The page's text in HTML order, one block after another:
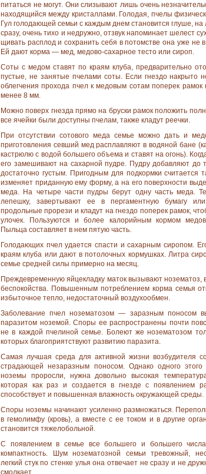
питаться не могут. Они слизывают лишь очень
находящийся между кристал­лами. Голодая, пчелы
Гул голодающей семьи с каждым днем становится глуше, на
сразу, очень тихо и недружно, отзвук напоминает шелест
щивать расплод и сохранить себя в потомстве она уже не
Ей дают корма — мед, медово-сахарное тесто или сироп.
Соты с медом ставят по краям клуба, предварительно
пустые, не занятые пчелами соты. Если гнездо накрыто
облегчения прохода пчел к медовым сотам поперек рамок
менее 8 мм.
Можно поверх гнезда прямо на бруски рамок положить
все ячейки были доступны пчелам, также кладут реечки.
При отсутствии сотового меда семье можно дать и
приготовления севший мед рас­плавляют в водяной бане
кастрюлю с водой большего объема и ставят на огонь).
его замешивают на сахарной пудре. Пудру добавляют до
достаточно густым. Пригодным для подкормки считается
изменяет приданную ему форму, а на его поверхности
меда. На четыре части пудры берут одну часть меда.
лепешку, завертывают ее в пергаментную бумагу
продольные прорези и кладут на гнездо поперек рамок,
улочек. Пользуются и более калорийным кормом
Пыльца составляет в нем пятую часть.
Голодающих пчел удается спасти и сахарным сиропом.
краям клуба или дают в пото­лочных кормушках. Литра
семье средней силы примерно на месяц.
Преждевременную яйцекладку маток вызывают нозе­матоз,
беспокойства. Повы­шенным потреблением корма семья
избыточное тепло, недостаточный воздухообмен.
Заболевание пчел нозематозом — заразным поносом
паразитом ноземой. Споры ее распространены почти
не в каждой пчелиной семье. Болеют же нозематозом
которых благоприятствуют развитию паразита.
Самая лучшая среда для активной жизни возбудителя
страдающей незаразным по­носом. Однако одного
ноземы проросли, нужна довольно высокая
которая как раз и создается в гнезде с появлением
способствует и повышенная влажность окружающей среды.
Споры ноземы начинают усиленно размножаться.
в гемолимфу (кровь), а вместе с ее током и в другие
становится тяжелобольной.
С появлением в семье все большего и большего
компактность. Шум нозематозной семьи тревожный,
легкий стук по стенке улья она отвечает не сразу и не
смолкает.